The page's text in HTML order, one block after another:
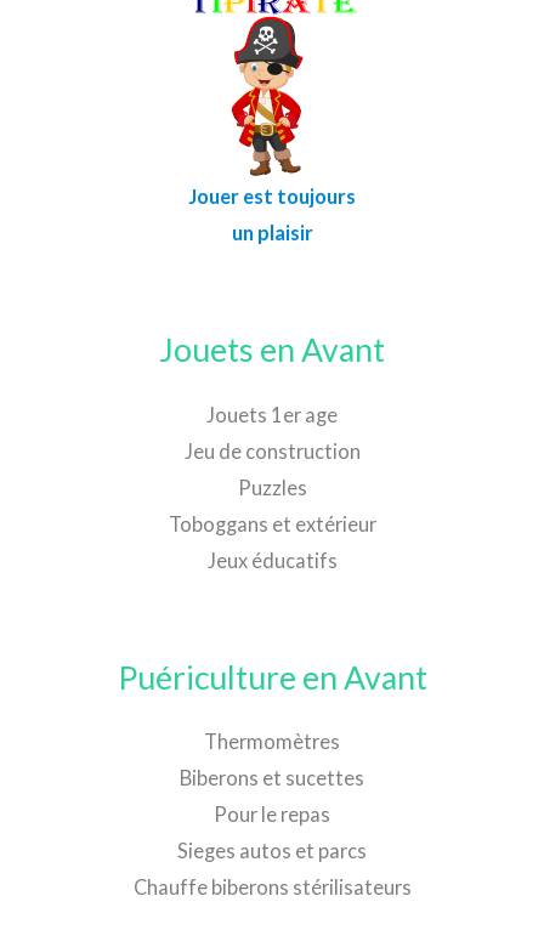
Jouer est toujours
un plaisir
Jouets en Avant
Jouets 1er age
Jeu de construction
Puzzles
Toboggans et extérieur
Jeux éducatifs
Puériculture en Avant
Thermomètres
Biberons et sucettes
Pour le repas
Sieges autos et parcs
Chauffe biberons stérilisateurs